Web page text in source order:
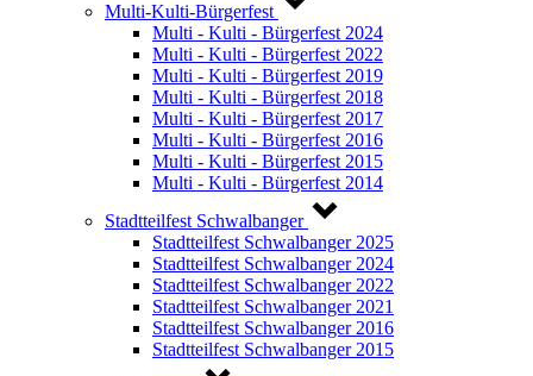
Multi-Kulti-Bürgerfest
Multi - Kulti - Bürgerfest 2024
Multi - Kulti - Bürgerfest 2022
Multi - Kulti - Bürgerfest 2019
Multi - Kulti - Bürgerfest 2018
Multi - Kulti - Bürgerfest 2017
Multi - Kulti - Bürgerfest 2016
Multi - Kulti - Bürgerfest 2015
Multi - Kulti - Bürgerfest 2014
Stadtteilfest Schwalbanger
Stadtteilfest Schwalbanger 2025
Stadtteilfest Schwalbanger 2024
Stadtteilfest Schwalbanger 2022
Stadtteilfest Schwalbanger 2021
Stadtteilfest Schwalbanger 2016
Stadtteilfest Schwalbanger 2015